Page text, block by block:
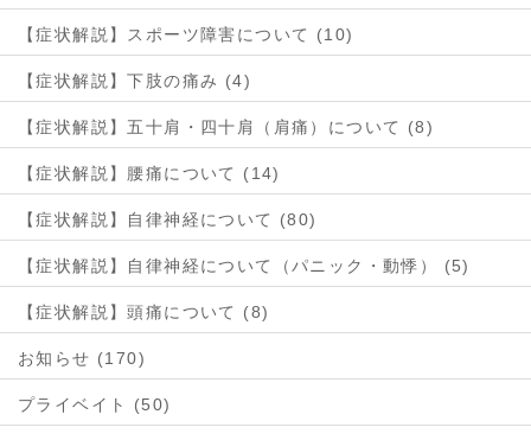
【症状解説】スポーツ障害について (10)
【症状解説】下肢の痛み (4)
【症状解説】五十肩・四十肩（肩痛）について (8)
【症状解説】腰痛について (14)
【症状解説】自律神経について (80)
【症状解説】自律神経について（パニック・動悸） (5)
【症状解説】頭痛について (8)
お知らせ (170)
プライベイト (50)